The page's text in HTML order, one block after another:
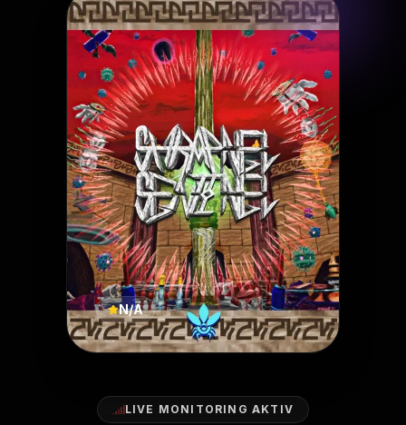
LIVE MONITORING AKTIV
N/A